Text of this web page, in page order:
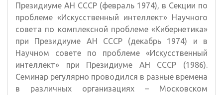
Президиуме АН СССР (февраль 1974), в Секции по
проблеме «Искусственный интеллект» Научного
совета по комплексной проблеме «Кибернетика»
при Президиуме АН СССР (декабрь 1974) и в
Научном совете по проблеме «Искусственный
интеллект» при Президиуме АН СССР (1986).
Семинар регулярно проводился в разные времена
в различных организациях – Московском